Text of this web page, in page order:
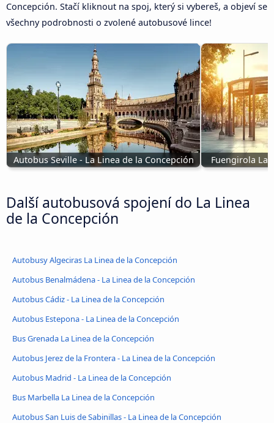
Concepción. Stačí kliknout na spoj, který si vybereš, a objeví se
všechny podrobnosti o zvolené autobusové lince!
Autobus Seville - La Linea de la Concepción Fuengirola La
Další autobusová spojení do La Linea
de la Concepción
Autobusy Algeciras La Linea de la Concepción
Autobus Benalmádena - La Linea de la Concepción
Autobus Cádiz - La Linea de la Concepción
Autobus Estepona - La Linea de la Concepción
Bus Grenada La Linea de la Concepción
Autobus Jerez de la Frontera - La Linea de la Concepción
Autobus Madrid - La Linea de la Concepción
Bus Marbella La Linea de la Concepción
Autobus San Luis de Sabinillas - La Linea de la Concepción